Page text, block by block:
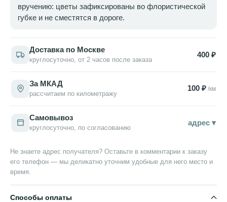
вручению: цветы зафиксированы во флористической
губке и не сместятся в дороге.
Доставка по Москве
круглосуточно, от 2 часов после заказа
400 ₽
За МКАД
рассчитаем по километражу
100 ₽ /км
Самовывоз
круглосуточно, по согласованию
адрес ▾
Не знаете адрес получателя? Оставьте в комментарии к заказу
его телефон — мы деликатно уточним удобные для него место и
время.
Способы оплаты